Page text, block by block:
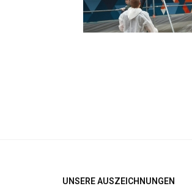
UNSERE AUSZEICHNUNGEN